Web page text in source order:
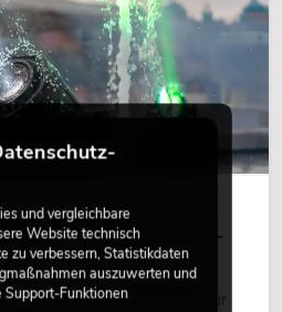
Wetterfeste Moving-
bewegliche Scheinwerfer für
und vergleichbare
Website technisch
zu verbessern, Statistikdaten
auszuwerten und
Funktionen